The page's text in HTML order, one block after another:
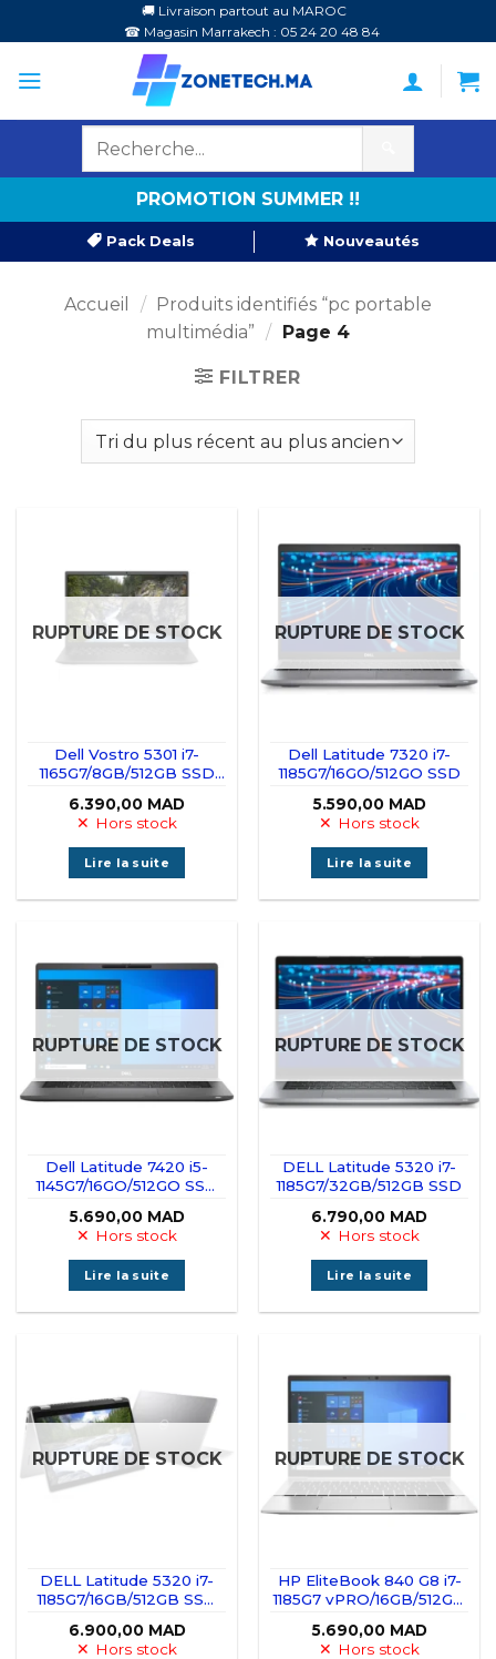
au
contenu
🚚 Livraison partout au MAROC
☎ Magasin Marrakech : 05 24 20 48 84
PROMOTION SUMMER !!
Pack Deals Nouveautés
Accueil / Produits identifiés “pc portable
multimédia” / Page 4
FILTRER
RUPTURE DE STOCK
Dell Vostro 5301 i7-
1165G7/8GB/512GB SSD
6.390,00 MAD
Hors stock
Lire la suite
RUPTURE DE STOCK
Dell Latitude 7320 i7-
1185G7/16GO/512GO SSD
5.590,00 MAD
Hors stock
Lire la suite
RUPTURE DE STOCK
Dell Latitude 7420 i5-
1145G7/16GO/512GO SSD
5.690,00 MAD
Hors stock
Lire la suite
RUPTURE DE STOCK
DELL Latitude 5320 i7-
1185G7/32GB/512GB SSD
6.790,00 MAD
Hors stock
Lire la suite
RUPTURE DE STOCK
DELL Latitude 5320 i7-
1185G7/16GB/512GB SSD
6.900,00 MAD
Hors stock
RUPTURE DE STOCK
HP EliteBook 840 G8 i7-
1185G7 vPRO/16GB/512GB
5.690,00 MAD
Hors stock